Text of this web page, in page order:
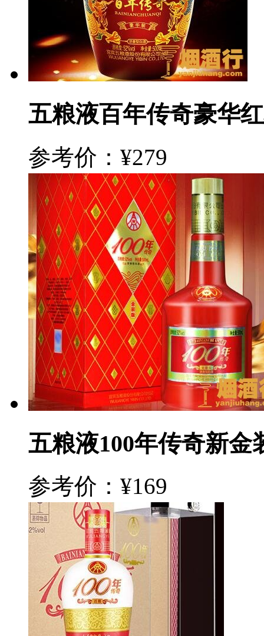
五粮液百年传奇豪华
参考价：¥279
五粮液100年传奇新金
参考价：¥169